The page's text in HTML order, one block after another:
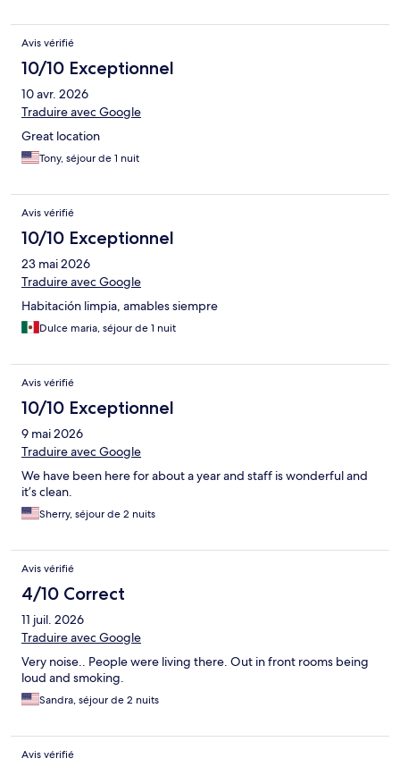
Avis vérifié
10/10 Exceptionnel
10 avr. 2026
Traduire avec Google
Great location
Tony, séjour de 1 nuit
Avis vérifié
10/10 Exceptionnel
23 mai 2026
Traduire avec Google
Habitación limpia, amables siempre
Dulce maria, séjour de 1 nuit
Avis vérifié
10/10 Exceptionnel
9 mai 2026
Traduire avec Google
We have been here for about a year and staff is wonderful and
it’s clean.
Sherry, séjour de 2 nuits
Avis vérifié
4/10 Correct
11 juil. 2026
Traduire avec Google
Very noise.. People were living there. Out in front rooms being
loud and smoking.
Sandra, séjour de 2 nuits
Avis vérifié